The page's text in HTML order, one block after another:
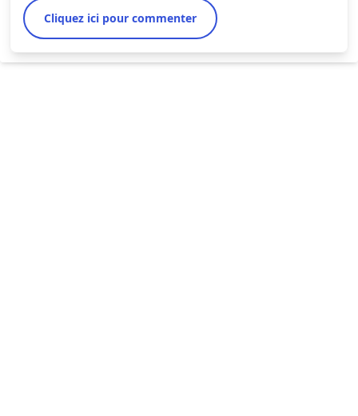
Cliquez ici pour commenter